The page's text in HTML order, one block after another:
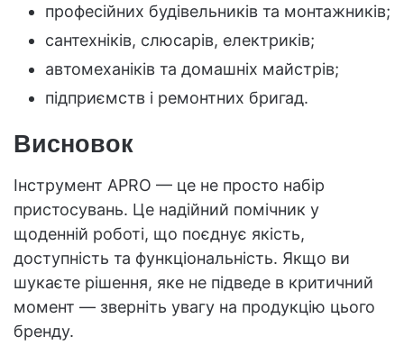
професійних будівельників та монтажників;
сантехніків, слюсарів, електриків;
автомеханіків та домашніх майстрів;
підприємств і ремонтних бригад.
Висновок
Інструмент APRO — це не просто набір
пристосувань. Це надійний помічник у
щоденній роботі, що поєднує якість,
доступність та функціональність. Якщо ви
шукаєте рішення, яке не підведе в критичний
момент — зверніть увагу на продукцію цього
бренду.